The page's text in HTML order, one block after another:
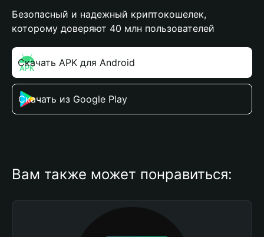
Безопасный и надежный криптокошелек,
которому доверяют 40 млн пользователей
Скачать APK для Android
Скачать из Google Play
Вам также может понравиться: